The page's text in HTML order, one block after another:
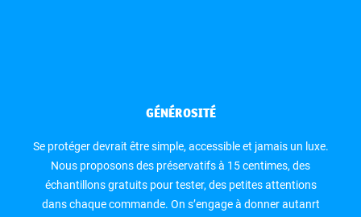
GÉNÉROSITÉ
Se protéger devrait être simple, accessible et jamais un luxe.
Nous proposons des préservatifs à 15 centimes, des
échantillons gratuits pour tester, des petites attentions
dans chaque commande. On s’engage à donner autanrt